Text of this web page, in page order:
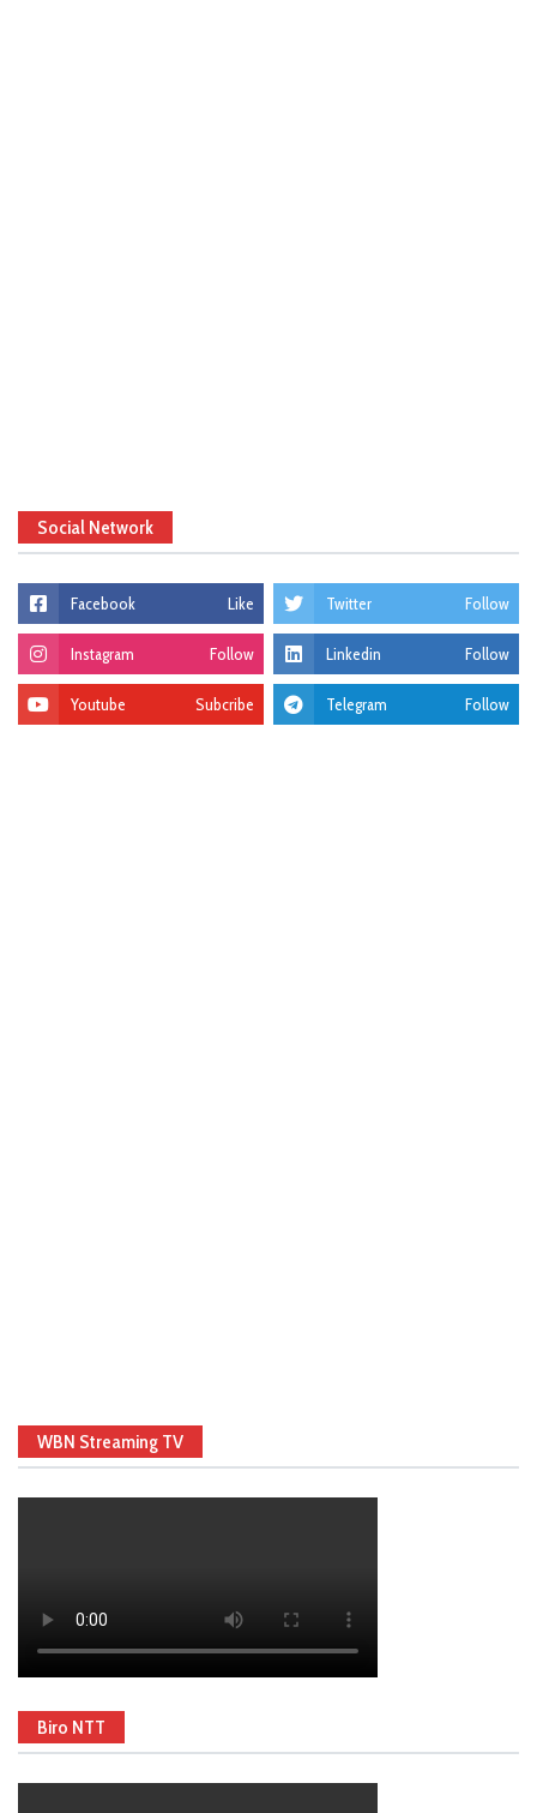
Social Network
Facebook Like Twitter Follow
Instagram Follow Linkedin Follow
Youtube Subcribe Telegram Follow
WBN Streaming TV
Biro NTT